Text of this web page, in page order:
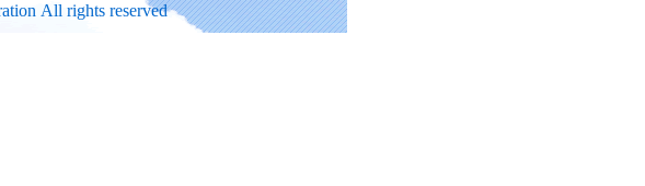
All rights reserved